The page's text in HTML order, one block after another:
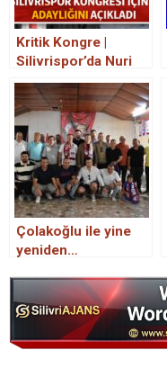
Kritik Kongre |
Silivrispor’da Nuri
Çolakoğlu Tek Aday
mı?
Çolakoğlu ile yine
yeniden…